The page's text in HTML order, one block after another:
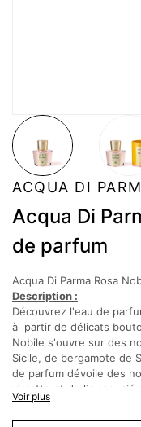
ACQUA DI
Acqua Di
de parfum
Acqua Di Parma Rosa
Description :
Découvrez l'eau de
à partir de délicats
Nobile s'ouvre sur des
Sicile, de bergamote de
de parfum dévoile des
violette et de lis
enveloppées d'une base
musc.
Voir plus